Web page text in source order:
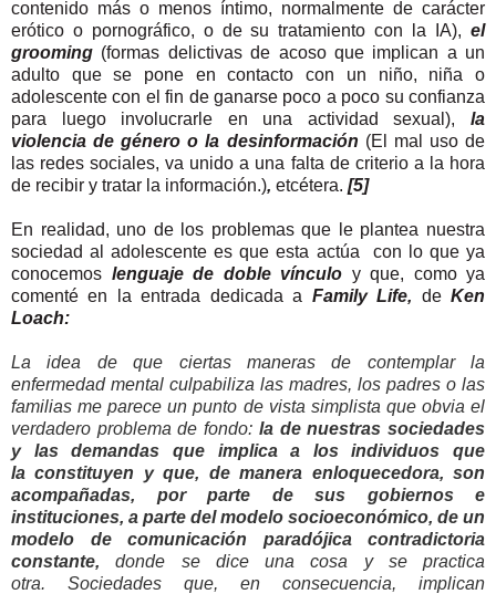
contenido más o menos íntimo, normalmente de carácter
erótico o pornográfico, o de su tratamiento con la IA), el
grooming (formas delictivas de acoso que implican a un
adulto que se pone en contacto con un niño, niña o
adolescente con el fin de ganarse poco a poco su confianza
para luego involucrarle en una actividad sexual), la
violencia degénero o la desinformación (El mal uso de
las redes sociales, va unido a una falta de criterio a la hora
de recibir y tratar la información.), etcétera. [5]
En realidad, uno de los problemas que le plantea nuestra
sociedad al adolescente es que esta actúa con lo que ya
conocemos lenguaje de doble vínculo y que, como ya
comenté en la entrada dedicada a Family Life, deKen
Loach:
La idea de que ciertas maneras de contemplar la
enfermedad mental culpabiliza las madres, los padres o las
familias me parece un punto de vista simplista que obvia el
verdadero problema de fondo: la de nuestras sociedades
y las demandas que implica a los individuos que
laconstituyen y que, de manera enloquecedora, son
acompañadas, por parte de sus gobiernos e
instituciones, a parte del modelo socioeconómico, de un
modelo de comunicación paradójica contradictoria
constante,donde se dice una cosa y se practica
otra. Sociedades que, en consecuencia, implican